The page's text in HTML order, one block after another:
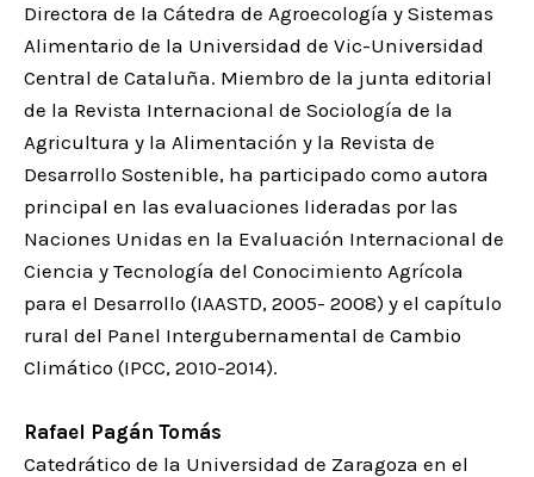
Directora de la Cátedra de Agroecología y Sistemas
Alimentario de la Universidad de Vic-Universidad
Central de Cataluña. Miembro de la junta editorial
de la Revista Internacional de Sociología de la
Agricultura y la Alimentación y la Revista de
Desarrollo Sostenible, ha participado como autora
principal en las evaluaciones lideradas por las
Naciones Unidas en la Evaluación Internacional de
Ciencia y Tecnología del Conocimiento Agrícola
para el Desarrollo (IAASTD, 2005- 2008) y el capítulo
rural del Panel Intergubernamental de Cambio
Climático (IPCC, 2010-2014).
Rafael Pagán Tomás
Catedrático de la Universidad de Zaragoza en el